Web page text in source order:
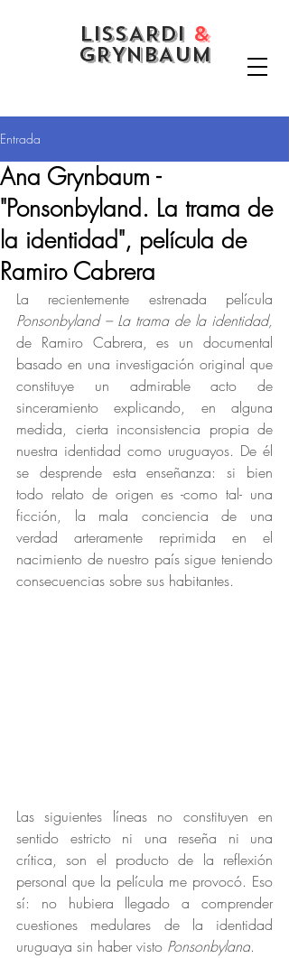
LISSARDI &
GRYNBAUM
Entrada
Ana Grynbaum -
"Ponsonbyland. La trama de
la identidad", película de
Ramiro Cabrera
de Ramiro Cabrera, es un documental
basado en una investigación original que
constituye un admirable acto de
sinceramiento explicando, en alguna
medida, cierta inconsistencia propia de
nuestra identidad como uruguayos. De él
se desprende esta enseñanza: si bien
todo relato de origen es -como tal- una
ficción, la mala conciencia de una
verdad arteramente reprimida en el
nacimiento de nuestro país sigue teniendo
consecuencias sobre sus habitantes.
Las siguientes líneas no constituyen en
sentido estricto ni una reseña ni una
crítica, son el producto de la reflexión
personal que la película me provocó. Eso
sí: no hubiera llegado a comprender
cuestiones medulares de la identidad
uruguaya sin haber visto Ponsonbyland.